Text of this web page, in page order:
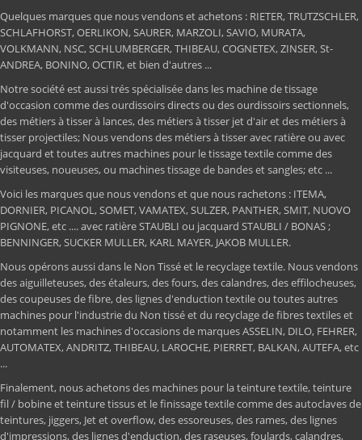
Quelques marques que nous vendons et achetons : RIETER, TRUTZSCHLER,
SCHLAFHORST, OERLIKON, SAURER, MARZOLI, SAVIO, MURATA,
VOLKMANN, NSC, SCHLUMBERGER, THIBEAU, COGNETEX, ZINSER, St-
ANDREA, BONINO, OCTIR, et bien d'autres ...
Notre société est aussi trés spécialisée dans les machine de tissage
d'occasion comme des ourdissoirs directs ou des ourdissoirs sectionnels,
des métiers à tisser à lances, des métiers à tisser jet d'air et des métiers à
tisser projectiles; Nous vendons des métiers à tisser avec ratière ou avec
jacquard et toutes autres machines pour le tissage textile comme des
visiteuses, noueuses, ou machines tissage de bandes et sangles; etc ...
Voici les marques que nous vendons et que nous rachetons : ITEMA,
DORNIER, PICANOL, SOMET, VAMATEX, SULZER, PANTHER, SMIT, NUOVO
PIGNONE, etc .... avec ratière STAUBLI ou jacquard STAUBLI / BONAS ;
BENNINGER, SUCKER MULLER, KARL MAYER, JAKOB MULLER.
Nous opérons aussi dans le Non Tissé et le recyclage textile. Nous vendons
des aiguilleteuses, des étaleurs, des fours, des calandres, des effilocheuses,
des coupeuses de fibre, des lignes d'enduction textile ou toutes autres
machines pour l'industrie du Non tissé et du recyclage de fibres textiles et
notamment les machines d'occasions de marques ASSELIN, DILO, FEHRER,
AUTOMATEX, ANDRITZ, THIBEAU, LAROCHE, PIERRET, BALKAN, AUTEFA, etc
...
Finalement, nous achetons des machines pour la teinture textile, teinture
fil / bobine et teinture tissus et le finissage textile comme des autoclaves de
teintures, jiggers, Jet et overflow, des essoreuses, des rames, des lignes
d'impressions, des lignes d'enduction, des raseuses, foulards, calandres,